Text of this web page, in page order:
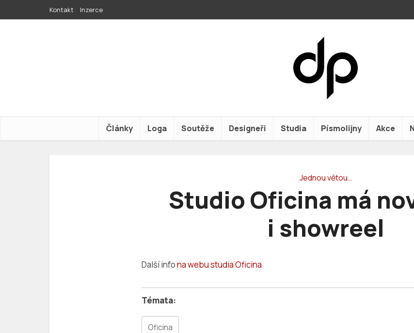
Kontakt Inzerce
Články Loga Soutěže Designeři Studia Písmolijny Akce
Jednou větou…
Studio Oficina má
i showreel
Další infona webu studia Oficina
Oficina